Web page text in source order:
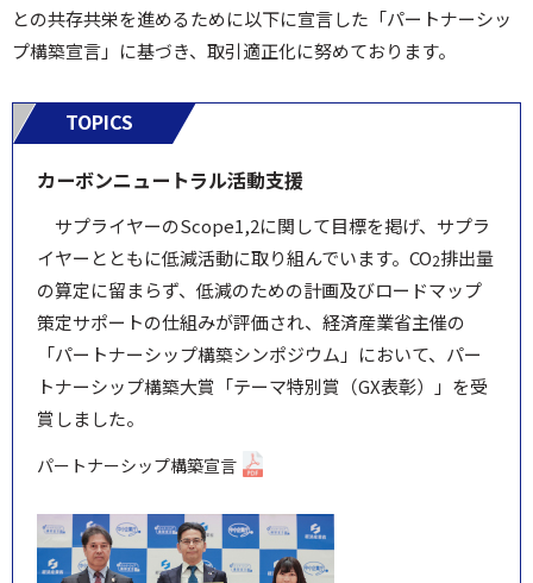
との共存共栄を進めるために以下に宣言した「パートナーシッ
プ構築宣言」に基づき、取引適正化に努めております。
TOPICS
カーボンニュートラル活動支援
サプライヤーのScope1,2に関して目標を掲げ、サプラ
イヤーとともに低減活動に取り組んでいます。CO2排出量
の算定に留まらず、低減のための計画及びロードマップ
策定サポートの仕組みが評価され、経済産業省主催の
「パートナーシップ構築シンポジウム」において、パー
トナーシップ構築大賞「テーマ特別賞（GX表彰）」を受
賞しました。
パートナーシップ構築宣言